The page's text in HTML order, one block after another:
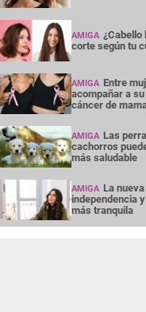
AMIGA ¿Cabello
corte según tu
AMIGA Entre
acompañar a
cáncer de
AMIGA Las
cachorros
más saludable
AMIGA La
independencia
más tranquila